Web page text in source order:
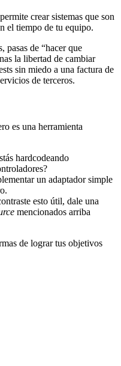
crear sistemas que son
el tiempo de tu equipo.
pasas de “hacer que
la libertad de cambiar
sin miedo a una factura de
de terceros.
es una herramienta
hardcodeando
un adaptador simple
esto útil, dale una
mencionados arriba
de lograr tus objetivos